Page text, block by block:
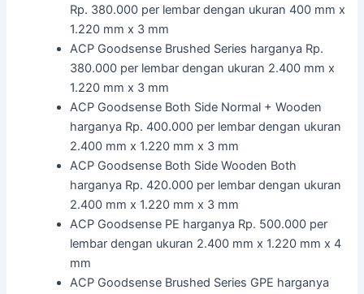
Rp. 380.000 per lembar dengan ukuran 400 mm x
1.220 mm x 3 mm
ACP Goodsense Brushed Series harganya Rp.
380.000 per lembar dengan ukuran 2.400 mm x
1.220 mm x 3 mm
ACP Goodsense Both Side Normal + Wooden
harganya Rp. 400.000 per lembar dengan ukuran
2.400 mm x 1.220 mm x 3 mm
ACP Goodsense Both Side Wooden Both
harganya Rp. 420.000 per lembar dengan ukuran
2.400 mm x 1.220 mm x 3 mm
ACP Goodsense PE harganya Rp. 500.000 per
lembar dengan ukuran 2.400 mm x 1.220 mm x 4
mm
ACP Goodsense Brushed Series GPE harganya